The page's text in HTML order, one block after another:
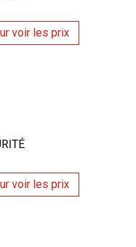
voir les prix
voir les prix